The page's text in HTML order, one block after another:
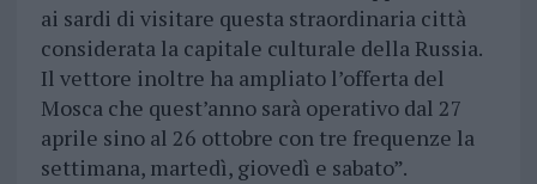
ai sardi di visitare questa straordinaria città
considerata la capitale culturale della Russia.
Il vettore inoltre ha ampliato l’offerta del
Mosca che quest’anno sarà operativo dal 27
aprile sino al 26 ottobre con tre frequenze la
settimana, martedì, giovedì e sabato”.